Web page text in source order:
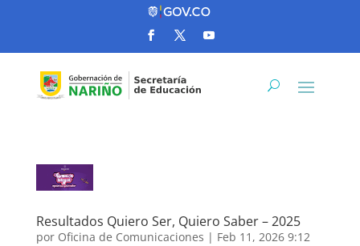
Resultados Quiero Ser, Quiero Saber – 2025
por Oficina de Comunicaciones | Feb 11, 2026 9:12